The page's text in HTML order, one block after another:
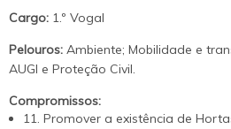
Cargo: 1.º Vogal
Pelouros: Ambiente; Mobilidade e
AUGI e Proteção Civil.
Compromissos:
11. Promover a existência de